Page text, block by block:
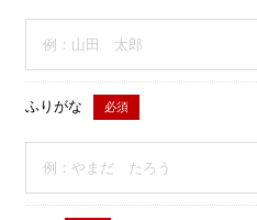
ふりがな 必須